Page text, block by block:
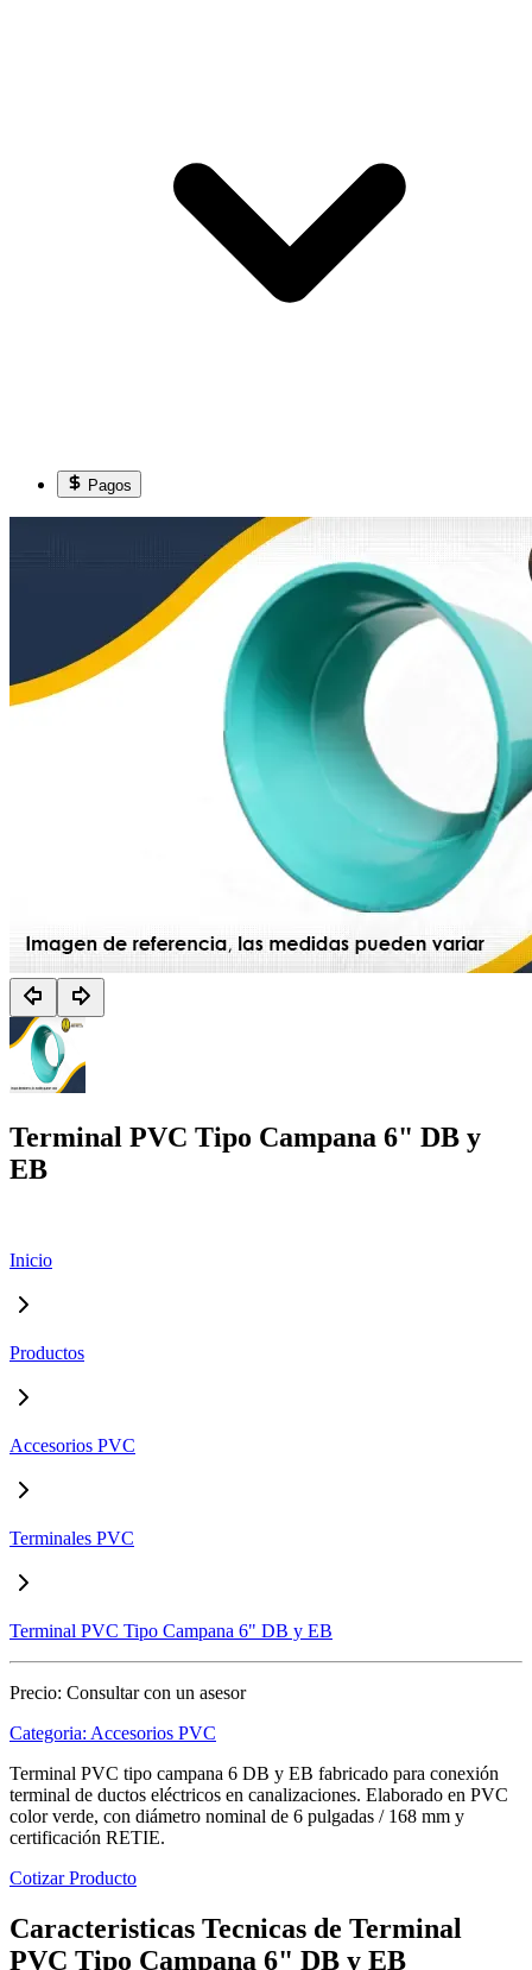
Pagos
Terminal PVC Tipo Campana 6" DB y
EB
Inicio
Productos
Accesorios PVC
Terminales PVC
Terminal PVC Tipo Campana 6" DB y EB
Precio: Consultar con un asesor
Categoria: Accesorios PVC
Terminal PVC tipo campana 6 DB y EB fabricado para conexión
terminal de ductos eléctricos en canalizaciones. Elaborado en PVC
color verde, con diámetro nominal de 6 pulgadas / 168 mm y
certificación RETIE.
Cotizar Producto
Caracteristicas Tecnicas de Terminal
PVC Tipo Campana 6" DB y EB